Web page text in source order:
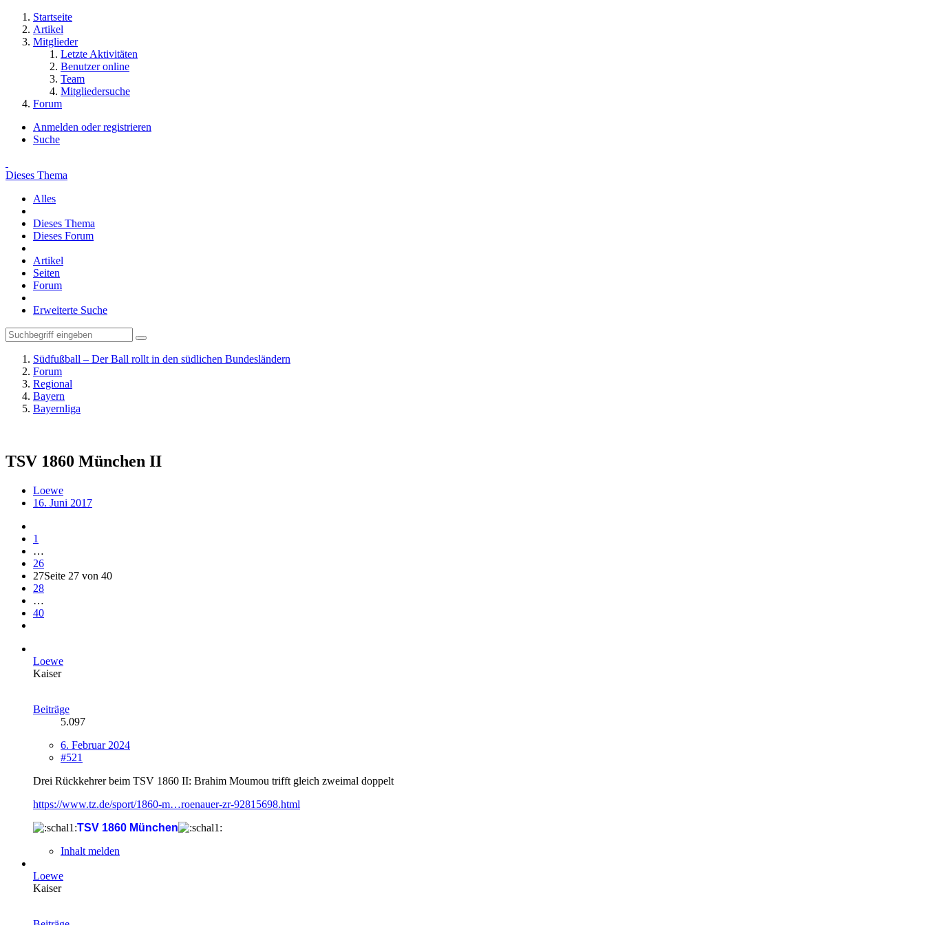
Startseite
Artikel
Mitglieder
Letzte Aktivitäten
Benutzer online
Team
Mitgliedersuche
Forum
Anmelden oder registrieren
Suche
Dieses Thema
Alles
Dieses Thema
Dieses Forum
Artikel
Seiten
Forum
Erweiterte Suche
Südfußball – Der Ball rollt in den südlichen Bundesländern
Forum
Regional
Bayern
Bayernliga
TSV 1860 München II
Loewe
16. Juni 2017
1
…
26
27Seite 27 von 40
28
…
40
Loewe
Kaiser
Beiträge
5.097
6. Februar 2024
#521
Drei Rückkehrer beim TSV 1860 II: Brahim Moumou trifft gleich zweimal doppelt
https://www.tz.de/sport/1860-m…roenauer-zr-92815698.html
TSV 1860 München
Inhalt melden
Loewe
Kaiser